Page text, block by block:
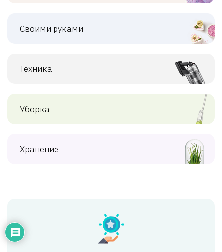
Своими руками
Техника
Уборка
Хранение